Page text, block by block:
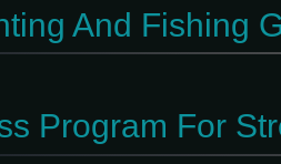
And Fishing
Program For